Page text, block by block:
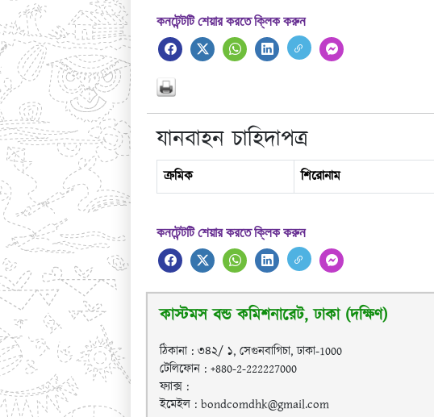
কনটেন্টটি শেয়ার করতে ক্লিক করুন
যানবাহন চাহিদাপত্র
ক্রমিক শিরোনাম
কনটেন্টটি শেয়ার করতে ক্লিক করুন
কাস্টমস বন্ড কমিশনারেট, ঢাকা (দক্ষিণ)
ঠিকানা : ৩৪২/ ১, সেগুনবাগিচা, ঢাকা-1000
টেলিফোন : +880-2-222227000
ফ্যাক্স :
ইমেইল : bondcomdhk@gmail.com